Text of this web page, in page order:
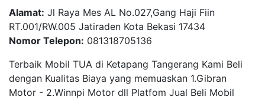
Alamat: Jl Raya Mes AL No.027,Gang Haji Fiin
RT.001/RW.005 Jatiraden Kota Bekasi 17434
Nomor Telepon: 081318705136
Terbaik Mobil TUA di Ketapang Tangerang Kami Beli
dengan Kualitas Biaya yang memuaskan 1.Gibran
Motor - 2.Winnpi Motor dll Platfom Jual Beli Mobil